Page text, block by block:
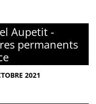
Aupetit -
permanents
2021